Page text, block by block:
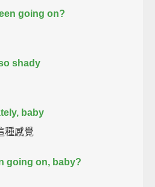
going on?
shady
baby
種感覺
going on, baby?